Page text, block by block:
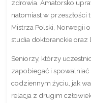
zdrowia. Amatorsko
natomiast w przeszłości
Mistrza Polski, Norwegii
studia doktoranckie oraz
Seniorzy, którzy
zapobiegać i
codziennym życiu, jak
relacja z drugim